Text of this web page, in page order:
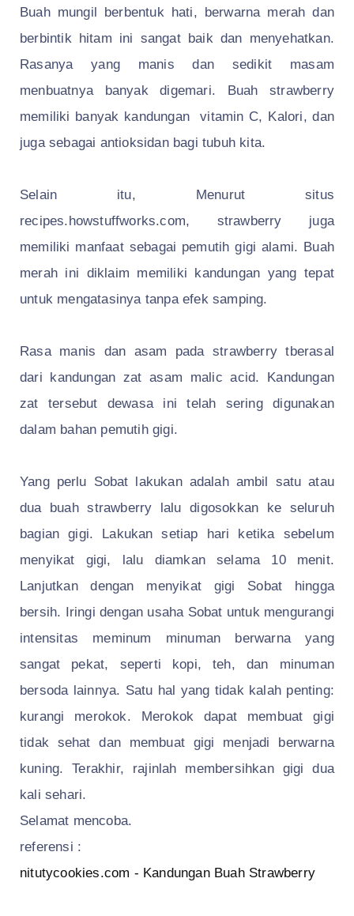
Buah mungil berbentuk hati, berwarna merah dan
berbintik hitam ini sangat baik dan menyehatkan.
Rasanya yang manis dan sedikit masam
menbuatnya banyak digemari. Buah strawberry
memiliki banyak kandungan vitamin C, Kalori, dan
juga sebagai antioksidan bagi tubuh kita.
Selain itu, Menurut situs
recipes.howstuffworks.com, strawberry juga
memiliki manfaat sebagai pemutih gigi alami. Buah
merah ini diklaim memiliki kandungan yang tepat
untuk mengatasinya tanpa efek samping.
Rasa manis dan asam pada strawberry tberasal
dari kandungan zat asam malic acid. Kandungan
zat tersebut dewasa ini telah sering digunakan
dalam bahan pemutih gigi.
Yang perlu Sobat lakukan adalahambil satu atau
dua buah strawberry lalu digosokkan ke seluruh
bagian gigi. Lakukan setiap hari ketika sebelum
menyikat gigi, lalu diamkan selama 10 menit.
Lanjutkan dengan menyikat gigi Sobat hingga
bersih. Iringi dengan usaha Sobat untuk mengurangi
intensitas meminum minuman berwarna yang
sangat pekat, seperti kopi, teh, dan minuman
bersoda lainnya. Satu hal yang tidak kalah penting:
kurangi merokok. Merokok dapat membuat gigi
tidak sehat dan membuat gigi menjadi berwarna
kuning. Terakhir, rajinlah membersihkan gigi dua
kali sehari.
Selamat mencoba.
referensi :
nitutycookies.com - Kandungan Buah Strawberry